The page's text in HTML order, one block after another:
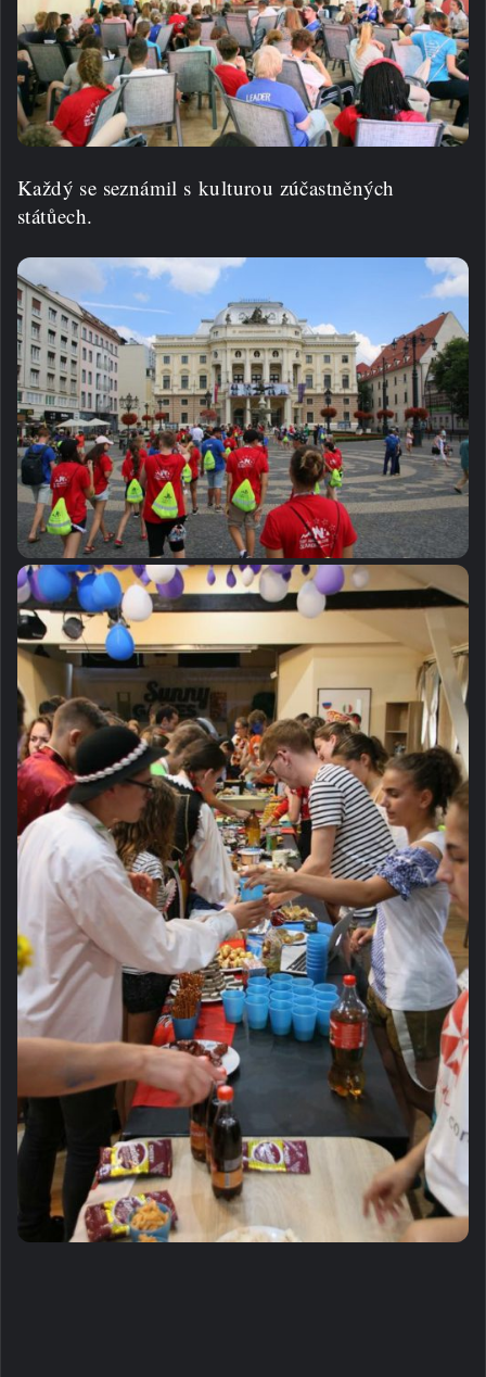
Každý se seznámil s kulturou zúčastněných
státůech.